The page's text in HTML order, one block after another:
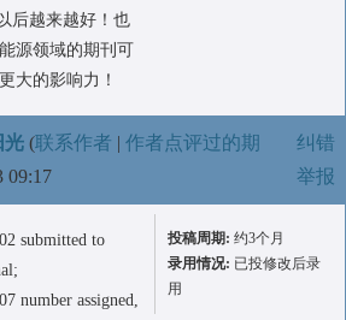
后越来越好！也
源领域的期刊可
大的影响力！
光 (联系作者 | 作者点评过的期
09:17
纠错
举报
submitted to
number assigned,
投稿周期: 约3个月
录用情况: 已投修改后录
用